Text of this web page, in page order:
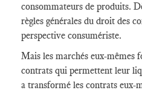
consommateurs de produits.
règles générales du droit des
perspective consumériste.
Mais les marchés eux-mêmes
contrats qui permettent leur
a transformé les contrats eux-